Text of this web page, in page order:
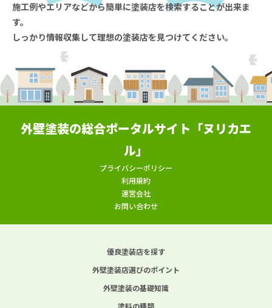
施工例やエリアなどから簡単に塗装店を検索することが出来ま
す。
しっかり情報収集して理想の塗装店を見つけてください。
外壁塗装の総合ポータルサイト「ヌリカエ
ル」
プライバシーポリシー
利用規約
運営会社
お問い合わせ
優良塗装店を探す
外壁塗装店選びのポイント
外壁塗装の基礎知識